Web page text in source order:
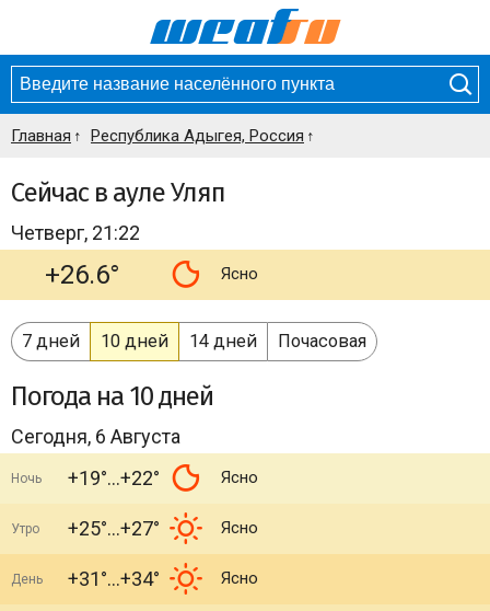
Главная Республика Адыгея, Россия
Сейчас в ауле Уляп
Четверг, 21:22
+26.6° Ясно
7 дней 10 дней 14 дней Почасовая
Погода на 10 дней
Сегодня, 6 Августа
Ночь +19° +22° Ясно
Утро +25° +27° Ясно
День +31° +34° Ясно